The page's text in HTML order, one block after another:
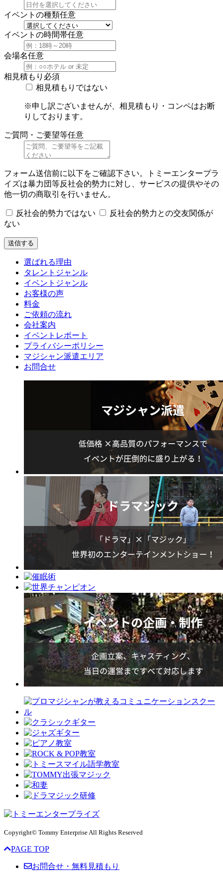
イベントの種類任意
イベントの時間帯任意
会場名任意
相見積もり 必須
相見積もりではない
※申し訳ございませんが、相見積もり・コンペはお断
りしております。
ご質問・ご要望等任意
フォーム送信前に以下をご確認下さい。トミーエンタープラ
イズは暴力団等反社会的勢力に対し、サービスの提供やその
他一切の商取引を行いません。
反社会的勢力ではない
反社会的勢力との交友関係が
ない
選ばれる理由
タレントジャンル
イベントジャンル
お客様の声
料金
ご依頼の流れ
会社案内
イベントレポート
プライバシーポリシー
マジシャン派遣エリア
お問合せ
Copyright© Tommy Enterprise All Rights Reserved
PAGE TOP
お問合せ・無料見積もり